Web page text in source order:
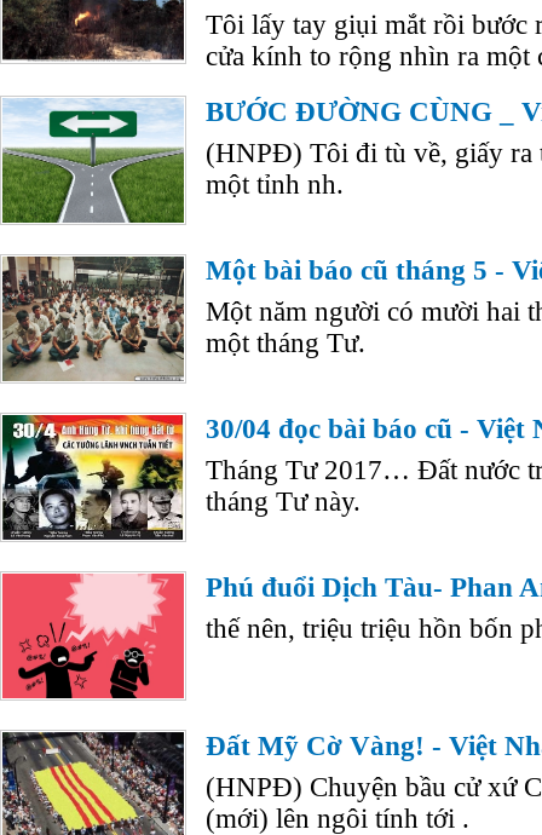
Tôi lấy tay giụi mắt rồi bước
cửa kính to rộng nhìn ra một
BƯỚC ĐƯỜNG CÙNG _
(HNPĐ) Tôi đi tù về, giấy ra
một tỉnh nh.
Một bài báo cũ tháng 5 -
Một năm người có mười hai
một tháng Tư.
30/04 đọc bài báo cũ - Việt
Tháng Tư 2017… Đất nước
tháng Tư này.
Phú đuổi Dịch Tàu- Phan
thế nên, triệu triệu hồn bốn
Đất Mỹ Cờ Vàng! - Việt
(HNPĐ) Chuyện bầu cử xứ
(mới) lên ngôi tính tới .